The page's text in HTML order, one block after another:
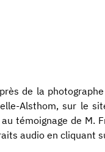
de la
Alsthom, sur le
témoignage de M.
audio en cliquant